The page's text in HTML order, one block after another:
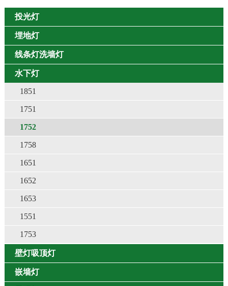
投光灯
埋地灯
线条灯洗墙灯
水下灯
1851
1751
1752
1758
1651
1652
1653
1551
1753
壁灯吸顶灯
嵌墙灯